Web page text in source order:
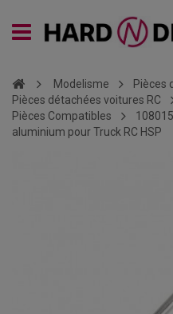
Modelisme
Pièces
Pièces détachées voitures RC
Pièces Compatibles
aluminium pour Truck RC HSP